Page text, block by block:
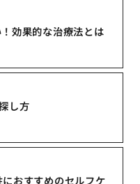
効果的な治療法とは
し方
おすすめのセルフケ